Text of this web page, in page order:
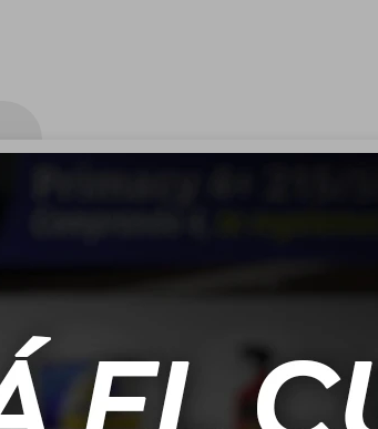
un excelente rendimiento en condiciones
buscan un neumático duradero, eficiente en